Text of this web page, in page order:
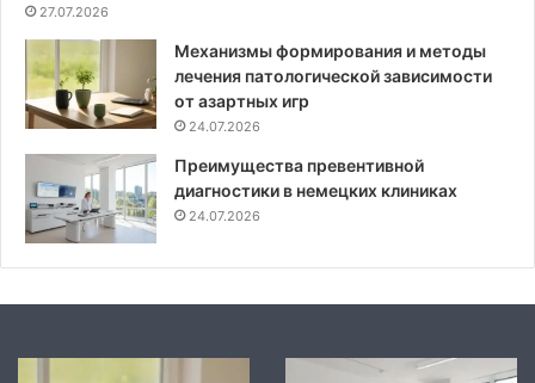
27.07.2026
Механизмы формирования и методы
лечения патологической зависимости
от азартных игр
24.07.2026
Преимущества превентивной
диагностики в немецких клиниках
24.07.2026
Преимущества